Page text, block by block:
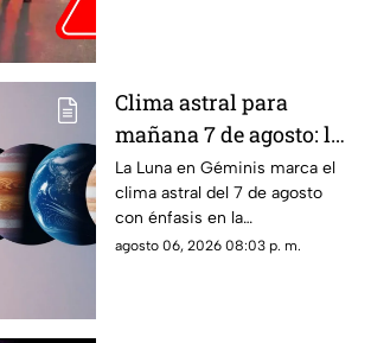
Clima astral para
mañana 7 de agosto: la
Luna cambia a Géminis
y favorece la
comunicación
La Luna en Géminis marca el
clima astral del 7 de agosto
con énfasis en la
comunicación, las ideas y los
agosto 06, 2026 08:03 p. m.